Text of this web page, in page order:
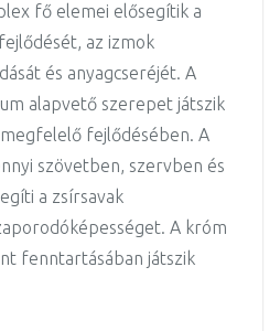
fő elemei elősegítik a
az izmok
és anyagcseréjét. A
alapvető szerepet játszik
fejlődésében. A
szövetben, szervben és
a zsírsavak
A króm
fenntartásában játszik